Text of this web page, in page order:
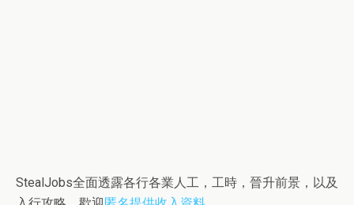
StealJobs全面透露各行各業人工，工時，晉升前景，以及